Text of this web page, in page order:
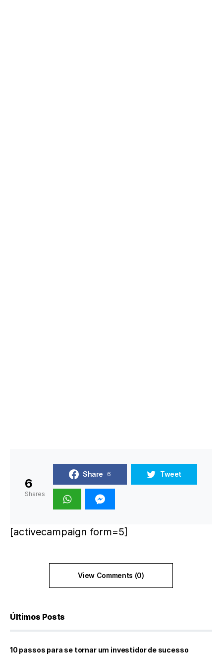
6
Shares
Share 6 Tweet
[activecampaign form=5]
View Comments (0)
Últimos Posts
10 passos para se tornar um investidor de sucesso